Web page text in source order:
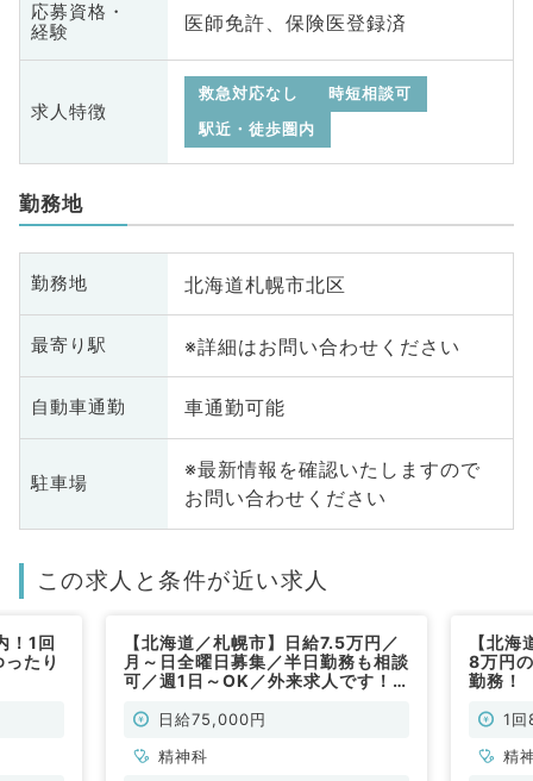
応募資格・
経験
医師免許、保険医登録済
求人特徴
救急対応なし
時短相談可
駅近・徒歩圏内
勤務地
勤務地 北海道札幌市北区
最寄り駅 ※詳細はお問い合わせください
自動車通勤 車通勤可能
駐車場
※最新情報を確認いたしますので
お問い合わせください
この求人と条件が近い求人
！1回
たり
【北海道／札幌市】日給7.5万円／
月～日全曜日募集／半日勤務も相談
可／週1日～OK／外来求人です！
非常勤）
日給75,000円
精神科
【北
8万円
勤務！
1
精